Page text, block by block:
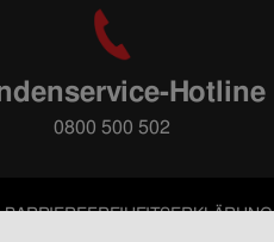
Hotline
0800 500 502
BARRIEREFREIHEITSERKLÄRUNG